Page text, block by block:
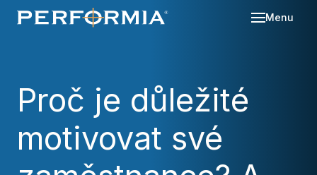
Menu
Proč je důležité
motivovat své